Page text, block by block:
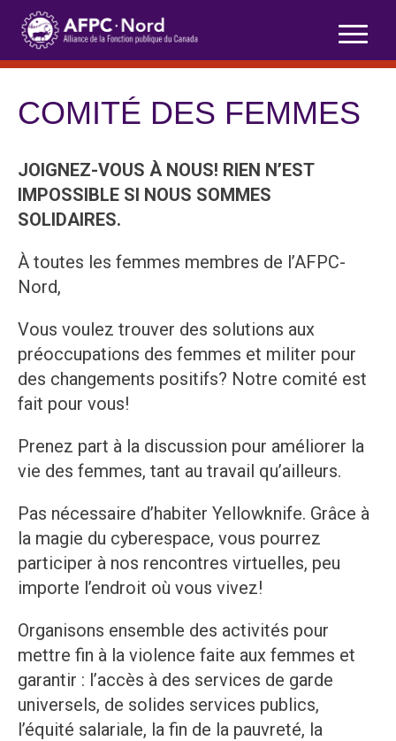
Skip
content
COMITÉ DES FEMMES
JOIGNEZ-VOUS À NOUS! RIEN N’EST
IMPOSSIBLE SI NOUS SOMMES
SOLIDAIRES.
À toutes les femmes membres de l’AFPC-
Nord,
Vous voulez trouver des solutions aux
préoccupations des femmes et militer pour
des changements positifs? Notre comité est
fait pour vous!
Prenez part à la discussion pour améliorer la
vie des femmes, tant au travail qu’ailleurs.
Pas nécessaire d’habiter Yellowknife. Grâce à
la magie du cyberespace, vous pourrez
participer à nos rencontres virtuelles, peu
importe l’endroit où vous vivez!
Organisons ensemble des activités pour
mettre fin à la violence faite aux femmes et
garantir : l’accès à des services de garde
universels, de solides services publics,
l’équité salariale, la fin de la pauvreté, la